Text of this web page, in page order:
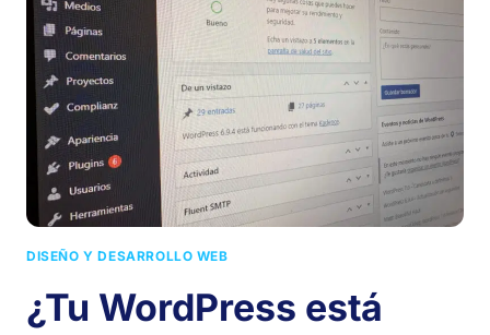
ARTIFICIAL
CAMBIANDO
EL
POSICIONAMIENTO
DISEÑO Y DESARROLLO WEB
¿Tu WordPress está